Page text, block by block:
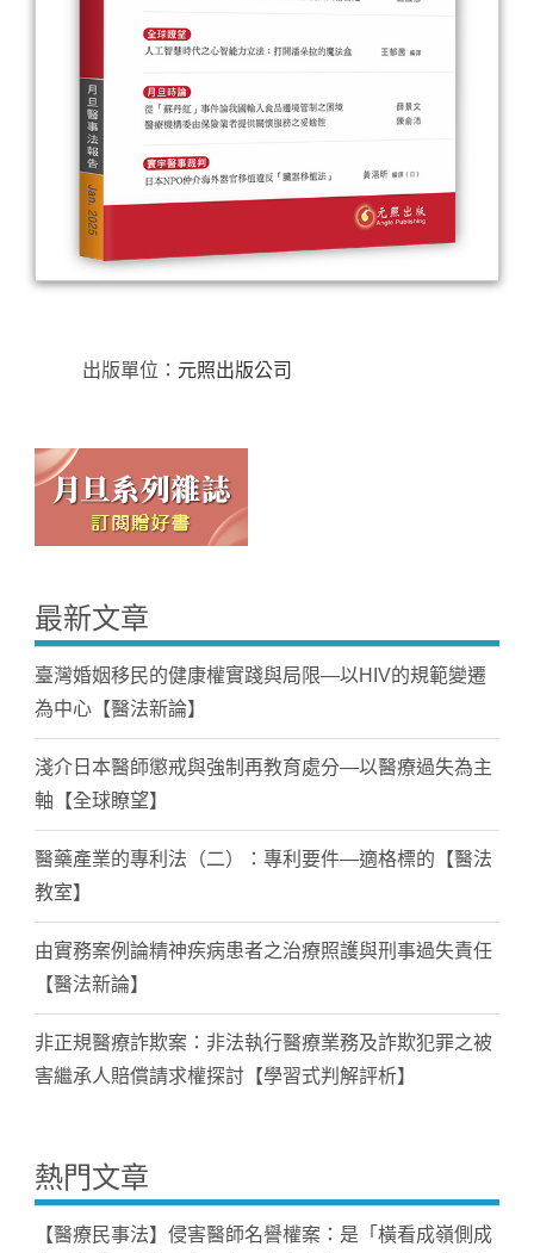
出版單位： 元照出版公司
最新文章
臺灣婚姻移民的健康權實踐與局限—以HIV的規範變遷
為中心【醫法新論】
淺介日本醫師懲戒與強制再教育處分—以醫療過失為主
軸【全球瞭望】
醫藥產業的專利法（二）：專利要件—適格標的【醫法
教室】
由實務案例論精神疾病患者之治療照護與刑事過失責任
【醫法新論】
非正規醫療詐欺案：非法執行醫療業務及詐欺犯罪之被
害繼承人賠償請求權探討【學習式判解評析】
熱門文章
【醫療民事法】侵害醫師名譽權案：是「橫看成嶺側成